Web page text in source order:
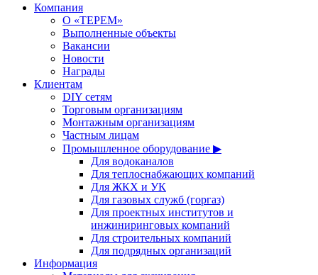
Компания
О «ТЕРЕМ»
Выполненные объекты
Вакансии
Новости
Награды
Клиентам
DIY сетям
Торговым организациям
Монтажным организациям
Частным лицам
Промышленное оборудование ▶
Для водоканалов
Для теплоснабжающих компаний
Для ЖКХ и УК
Для газовых служб (горгаз)
Для проектных институтов и
инжиниринговых компаний
Для строительных компаний
Для подрядных организаций
Информация